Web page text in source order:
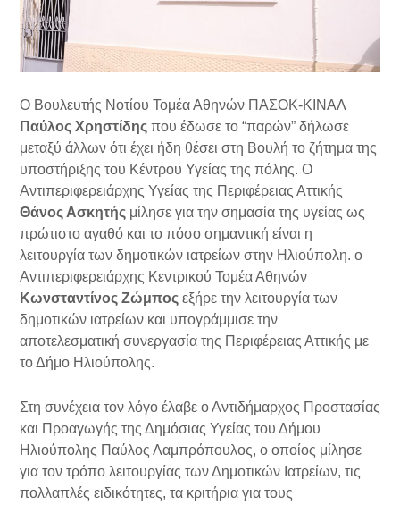
Ο Βουλευτής Νοτίου Τομέα Αθηνών ΠΑΣΟΚ-ΚΙΝΑΛ
Παύλος Χρηστίδης που έδωσε το “παρών” δήλωσε
μεταξύ άλλων ότι έχει ήδη θέσει στη Βουλή το ζήτημα της
υποστήριξης του Κέντρου Υγείας της πόλης. Ο
Αντιπεριφερειάρχης Υγείας της Περιφέρειας Αττικής
Θάνος Ασκητής μίλησε για την σημασία της υγείας ως
πρώτιστο αγαθό και το πόσο σημαντική είναι η
λειτουργία των δημοτικών ιατρείων στην Ηλιούπολη. ο
Αντιπεριφερειάρχης Κεντρικού Τομέα Αθηνών
Κωνσταντίνος Ζώμπος εξήρε την λειτουργία των
δημοτικών ιατρείων και υπογράμμισε την
αποτελεσματική συνεργασία της Περιφέρειας Αττικής με
το Δήμο Ηλιούπολης.
Στη συνέχεια τον λόγο έλαβε ο Αντιδήμαρχος Προστασίας
και Προαγωγής της Δημόσιας Υγείας του Δήμου
Ηλιούπολης Παύλος Λαμπρόπουλος, ο οποίος μίλησε
για τον τρόπο λειτουργίας των Δημοτικών Ιατρείων, τις
πολλαπλές ειδικότητες, τα κριτήρια για τους